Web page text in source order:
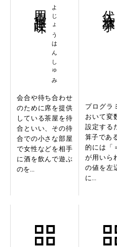
よじょうはんしゅみ
四畳半趣味
会合や待ち合わせ
のために席を提供
している茶屋を待
合といい、その待
合での小さな部屋
で女性などを相手
に酒を飲んで遊ぶ
のを...
プログラ
おいて変
設定する
算子であ
的には「
が用いら
の値を左
に...